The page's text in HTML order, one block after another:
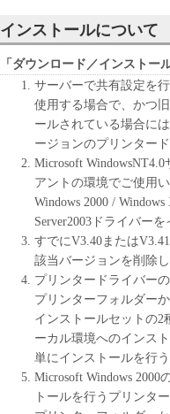
たいかなる紛争
輸出
お客様は、日本国政府
なしに、「本ソフトウ
てはなりません。
契約期間
本契約書は、お
「本ソフトウェ
終了されるまで有
お客様は、「本
び消去すること
お客様が本契約
に終了します。
お客様は、上記
ソフトウェア」
とします。
U.S. GOVERNMENT
The Software is a
(Oct 1995), consisting of
computer software
インストールについて
「ダウンロード／インストー
サーバーで共有設定を
使用する場合で、かつ
ールされている場合に
ージョンのプリンター
Microsoft
アントの環境でご使用
Windows 2000 /
Server2003ドライバー
すでにV3.40または
該当バージョンを削除
プリンタードライバー
プリンターフォルダー
インストールセットの2
ーカル環境へのインス
単にインストールを行
Microsoft Windows
トールを行うプリンタ